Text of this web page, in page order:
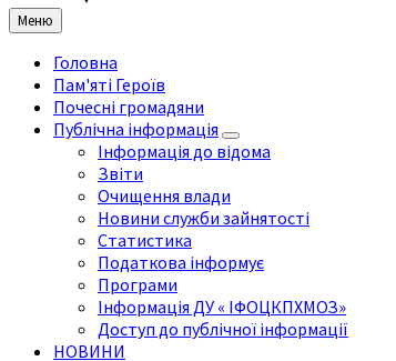
Меню
Головна
Пам'яті Героїв
Почесні громадяни
Публічна інформація
Інформація до відома
Звіти
Очищення влади
Новини служби зайнятості
Статистика
Податкова інформує
Програми
Інформація ДУ « ІФОЦКПХМОЗ»
Доступ до публічної інформації
НОВИНИ